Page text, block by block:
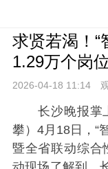
求贤若渴！“
1.29万个岗
2026-04-18 11:14
长沙晚报掌
攀）4月18日，“
暨全省联动综合